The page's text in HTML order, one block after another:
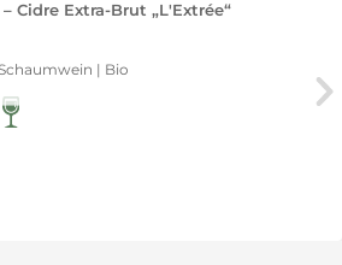
Cidre Extra-Brut „L'Extrée“
| Bio